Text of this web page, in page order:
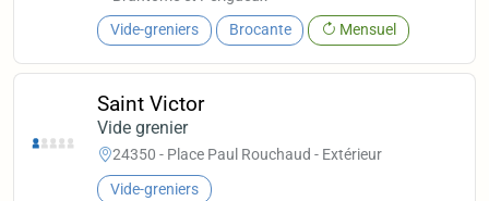
Vide-greniers Brocante Mensuel
Saint Victor
Vide grenier
24350 - Place Paul Rouchaud - Extérieur
Vide-greniers